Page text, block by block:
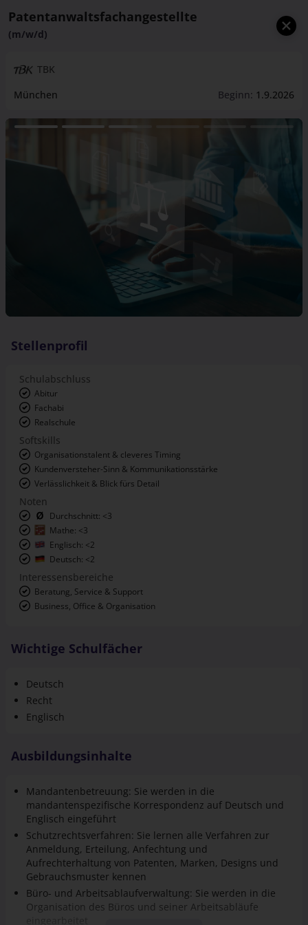
Patentanwaltsfachangestellte
(m/w/d)
TBK
München
Beginn: 1.9.2026
Stellenprofil
Schulabschluss
Abitur
Fachabi
Realschule
Softskills
Organisationstalent & cleveres Timing
Kundenversteher-Sinn & Kommunikationsstärke
Verlässlichkeit & Blick fürs Detail
Noten
Durchschnitt: <3
Mathe: <3
Englisch: <2
Deutsch: <2
Interessensbereiche
Beratung, Service & Support
Business, Office & Organisation
Wichtige Schulfächer
Deutsch
Recht
Englisch
Ausbildungsinhalte
Mandantenbetreuung: Sie werden in die
mandantenspezifische Korrespondenz auf Deutsch und
Englisch eingeführt
Schutzrechtsverfahren: Sie lernen alle Verfahren zur
Anmeldung, Erteilung, Anfechtung und
Aufrechterhaltung von Patenten, Marken, Designs und
Gebrauchsmuster kennen
Büro- und Arbeitsablaufverwaltung: Sie werden in die
Organisation des Büros und seiner Arbeitsabläufe